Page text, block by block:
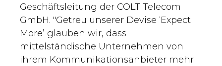
Geschäftsleitung der COLT Telecom
GmbH. "Getreu unserer Devise ‘Expect
More’ glauben wir, dass
mittelständische Unternehmen von
ihrem Kommunikationsanbieter mehr